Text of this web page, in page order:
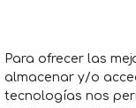
Para ofrecer las
almacenar y/o
tecnologías nos